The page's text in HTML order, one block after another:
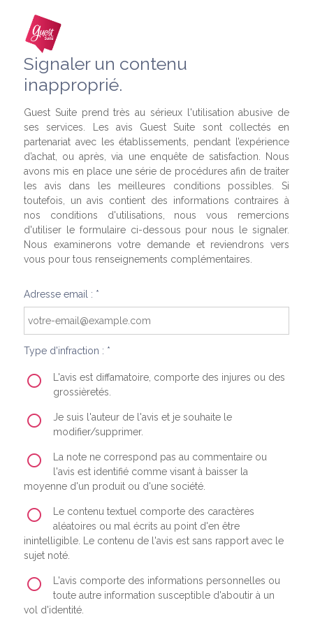
Signaler un contenu
inapproprié.
Guest Suite prend très au sérieux l'utilisation abusive de
ses services. Les avis Guest Suite sont collectés en
partenariat avec les établissements, pendant l’expérience
d’achat, ou après, via une enquête de satisfaction. Nous
avons mis en place une série de procédures afin de traiter
les avis dans les meilleures conditions possibles. Si
toutefois, un avis contient des informations contraires à
nos conditions d'utilisations, nous vous remercions
d'utiliser le formulaire ci-dessous pour nous le signaler.
Nous examinerons votre demande et reviendrons vers
vous pour tous renseignements complémentaires.
Adresse email : *
Type d'infraction : *
L'avis est diffamatoire, comporte des injures ou des
grossièretés.
Je suis l'auteur de l'avis et je souhaite le
modifier/supprimer.
La note ne correspond pas au commentaire ou
l'avis est identifié comme visant à baisser la
moyenne d'un produit ou d'une société.
Le contenu textuel comporte des caractères
aléatoires ou mal écrits au point d'en être
inintelligible. Le contenu de l'avis est sans rapport avec le
sujet noté.
L'avis comporte des informations personnelles ou
toute autre information susceptible d'aboutir à un
vol d'identité.